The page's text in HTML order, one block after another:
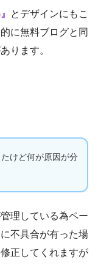
とデザインにもこ
に無料ブログと同
ります。
けど何が原因が分
理している為ペー
不具合が有った場
正してくれますが